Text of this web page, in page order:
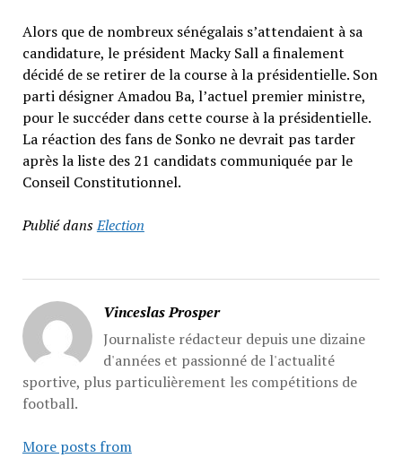
Alors que de nombreux sénégalais s’attendaient à sa
candidature, le président Macky Sall a finalement
décidé de se retirer de la course à la présidentielle. Son
parti désigner Amadou Ba, l’actuel premier ministre,
pour le succéder dans cette course à la présidentielle.
La réaction des fans de Sonko ne devrait pas tarder
après la liste des 21 candidats communiquée par le
Conseil Constitutionnel.
Publié dansElection
Vinceslas Prosper
Journaliste rédacteur depuis une dizaine
d'années et passionné de l'actualité
sportive, plus particulièrement les compétitions de
football.
More posts from